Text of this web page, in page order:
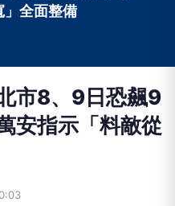
全面整備
市8、9日恐飆9
安指示「料敵從